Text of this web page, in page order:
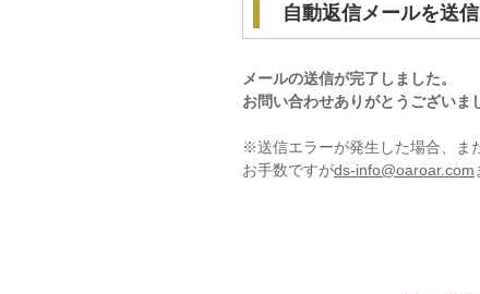
自動返信メールを送信
メールの送信が完了しました。
お問い合わせありがとうございま
※送信エラーが発生した場合、ま
お手数ですがds-info@oaroar.com